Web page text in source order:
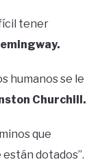
tener
humanos se le
Churchill.
que
dotados”.